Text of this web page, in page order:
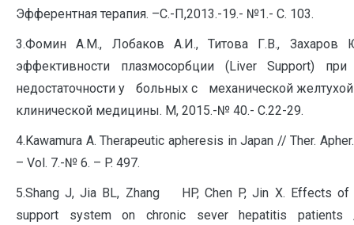
Эфферентная терапия. –С.-П,2013.-19.- №1.- С. 103.
3.Фомин А.М., Лобаков А.И., Титова Г.В., Захаров
эффективности плазмосорбции (Liver Support) при
недостаточности у больных с механической
клинической медицины. М, 2015.-№ 40.- С.22-29.
4.Kawamura A. Therapeutic apheresis in Japan // Ther.
– Vol. 7.-№ 6. – P. 497.
5.Shang J, Jia BL, Zhang HP, Chen P, Jin X. Effects of
support system on chronic sever hepatitis patients